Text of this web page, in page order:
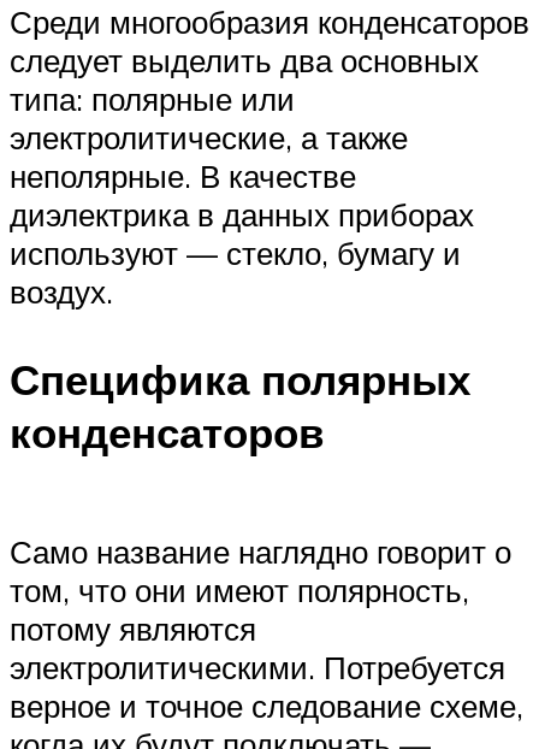
Среди многообразия конденсаторов
следует выделить два основных
типа: полярные или
электролитические, а также
неполярные. В качестве
диэлектрика в данных приборах
используют — стекло, бумагу и
воздух.
Специфика полярных
конденсаторов
Само название наглядно говорит о
том, что они имеют полярность,
потому являются
электролитическими. Потребуется
верное и точное следование схеме,